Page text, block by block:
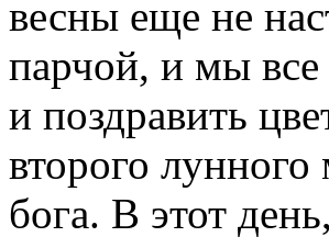
весны еще не
парчой, и мы все
и поздравить
второго
бога. В этот